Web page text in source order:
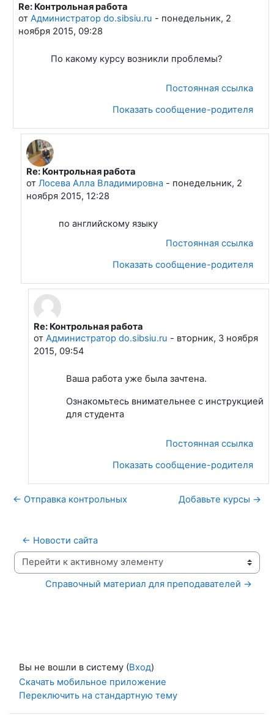
В ответ на Лосева Алла Владимировна
Re: Контрольная работа
от Администратор do.sibsiu.ru - понедельник, 2
ноября 2015, 09:28
По какому курсу возникли проблемы?
Постоянная ссылка
Показать сообщение-родителя
В ответ на Администратор do.sibsiu.ru
Re: Контрольная работа
от Лосева Алла Владимировна- понедельник, 2
ноября 2015, 12:28
по английскому языку
Постоянная ссылка
Показать сообщение-родителя
В ответ на Лосева Алла Владимировна
Re: Контрольная работа
от Администратор do.sibsiu.ru - вторник, 3 ноября
2015, 09:54
Ваша работа уже была зачтена.
Ознакомьтесь внимательнее с инструкцией
для студента
Постоянная ссылка
Показать сообщение-родителя
← Отправка контрольных Добавьте курсы →
← Новости сайта
Перейти к активному элементу
Справочный материал для преподавателей →
Вы не вошли в систему (Вход)
Скачать мобильное приложение
Переключить на стандартную тему